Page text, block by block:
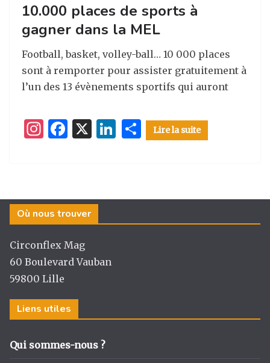
10.000 places de sports à
gagner dans la MEL
Football, basket, volley-ball… 10 000 places
sont à remporter pour assister gratuitement à
l’un des 13 évènements sportifs qui auront
I
g
ra
m
F
b
o
o
k
X
Li
dI
n
P
ar
er
Lire la suite
Où nous trouver
Circonflex Mag
60 Boulevard Vauban
59800 Lille
Liens utiles
Qui sommes-nous ?